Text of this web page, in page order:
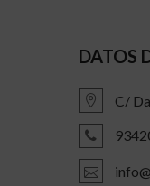
DATOS
C/